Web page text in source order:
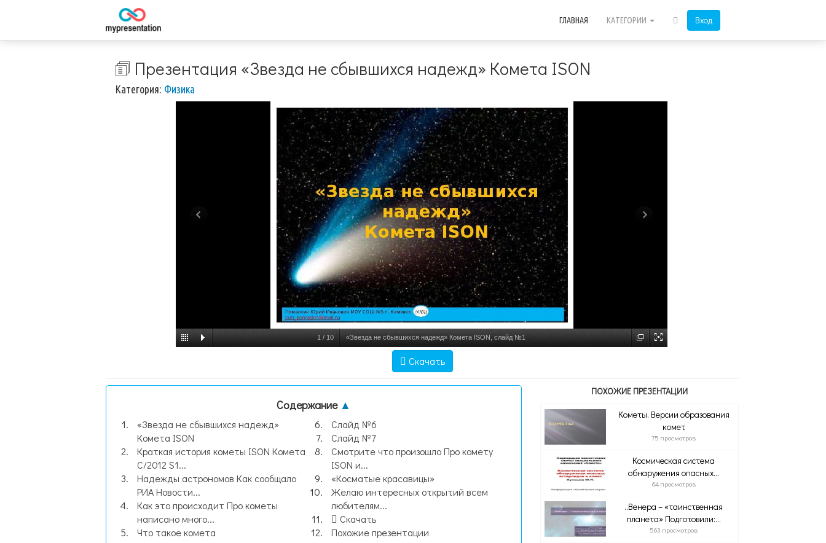
Вход
ГЛАВНАЯ КАТЕГОРИИ
🗊 Презентация «Звезда не сбывшихся надежд» Комета ISON
Категория: Физика
1 / 10 «Звезда не сбывшихся надежд» Комета ISON, слайд №1
Скачать
Содержание ▲
«Звезда не сбывшихся надежд»
Комета ISON
Краткая история кометы ISON Комета
C/2012 S1...
Надежды астрономов Как сообщало
РИА Новости...
Как это происходит Про кометы
написано много...
Что такое комета
Слайд №6
Слайд №7
Смотрите что произошло Про комету
ISON и...
«Косматые красавицы»
Желаю интересных открытий всем
любителям...
Скачать
Похожие презентации
ПОХОЖИЕ ПРЕЗЕНТАЦИИ
Кометы. Версии образования
комет
75 просмотров
Космическая система
обнаружения опасных...
64 просмотров
..Венера – «таинственная
планета» Подготовили:...
563 просмотров